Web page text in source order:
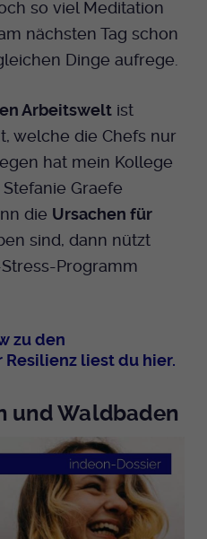
so viel Meditation
nächsten Tag schon
Dinge aufrege.
Arbeitswelt ist
welche die Chefs nur
hat mein Kollege
Graefe
die Ursachen für
sind, dann nützt
Programm
zu den
liest du hier.
und Waldbaden